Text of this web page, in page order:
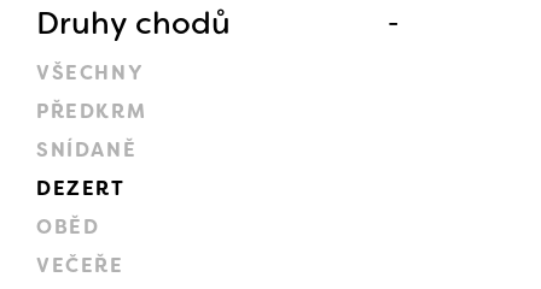
Druhy chodů
VŠECHNY
PŘEDKRM
SNÍDANĚ
DEZERT
OBĚD
VEČEŘE